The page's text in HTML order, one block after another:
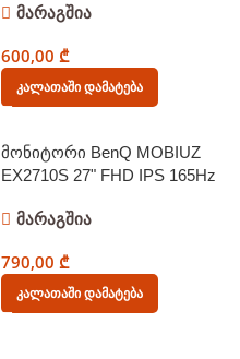
მარაგშია
600,00 ₾
Კალათაში Დამატება
მონიტორი BenQ MOBIUZ
EX2710S 27" FHD IPS 165Hz
Speaker – 9H.LKFLA.TBE
მარაგშია
790,00 ₾
Კალათაში Დამატება